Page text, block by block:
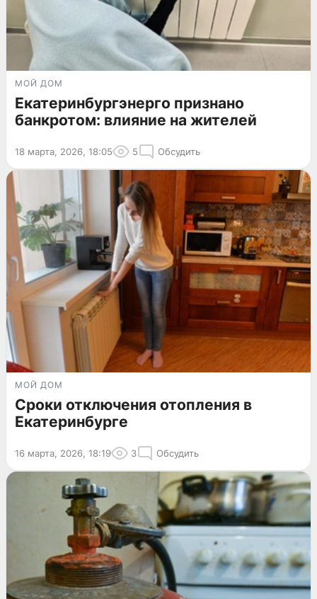
МОЙ ДОМ
Екатеринбургэнерго признано
банкротом: влияние на жителей
18 марта, 2026, 18:05 5 Обсудить
МОЙ ДОМ
Сроки отключения отопления в
Екатеринбурге
16 марта, 2026, 18:19 3 Обсудить